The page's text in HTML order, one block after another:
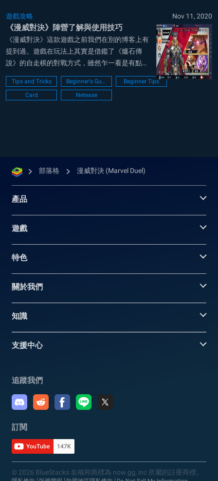
遊戲攻略 Nov 11, 2020
《漫威對決》陣營了解與使用技巧
《漫威對決》這款遊戲之前我們在別的博客上有
提到過。遊戲在玩法上其實是借鑑了《爐石傳
說》的自走棋的對戰方式，雖然乍一看是有點點
似套皮，但其實在陣營設計上《漫威對決》有著
不少令人眼睛為之一亮的設計。 點擊遊戲介面上
的冒險這邊，我們可以點擊進入英雄試煉場，遊
Tips and Tricks Beginner's Guide
Beginner Tips
Card
Netease
部落格 漫威對決 (Marvel Duel)
產品
遊戲
特色
關於我們
知識
支援中心
追蹤我們
訂閱
YouTube 147K
© 2026 BlueStacks 名稱和商標為 now.gg, inc 所屬的註冊商標。